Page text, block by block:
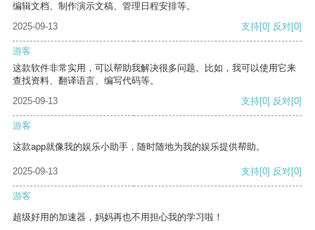
编辑文档、制作演示文稿、管理日程安排等。
2025-09-13
支持[0] 反对[0]
游客
这款软件非常实用，可以帮助我解决很多问题。比如，我可以使用它来
查找资料、翻译语言、编写代码等。
2025-09-13
支持[0] 反对[0]
游客
这款app就像我的娱乐小助手，随时随地为我的娱乐提供帮助。
2025-09-13 支持[0] 反对[0]
游客
超级好用的加速器，妈妈再也不用担心我的学习啦！